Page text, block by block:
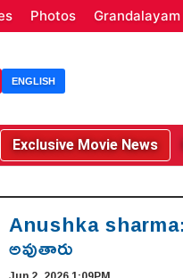
Photos Grandalayam
ENGLISH
Exclusive Movie News
Anushka
అవుతారు